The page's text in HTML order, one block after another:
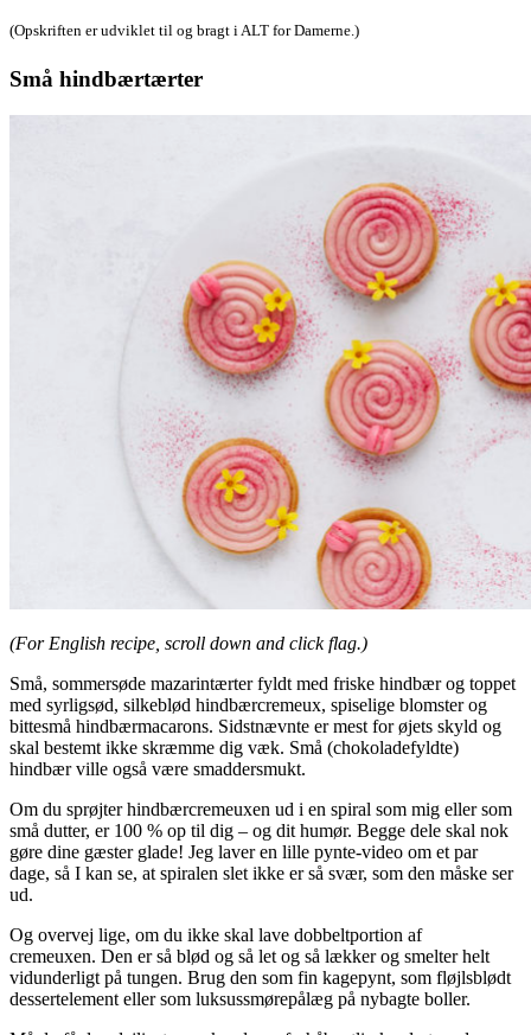
(Opskriften er udviklet til og bragt i ALT for Damerne.)
Små hindbærtærter
(For English recipe, scroll down and click flag.)
Små, sommersøde mazarintærter fyldt med friske hindbær og toppet
med syrligsød, silkeblød hindbærcremeux, spiselige blomster og
bittesmå hindbærmacarons. Sidstnævnte er mest for øjets skyld og
skal bestemt ikke skræmme dig væk. Små (chokoladefyldte)
hindbær ville også være smaddersmukt.
Om du sprøjter hindbærcremeuxen ud i en spiral som mig eller som
små dutter, er 100 % op til dig – og dit humør. Begge dele skal nok
gøre dine gæster glade! Jeg laver en lille pynte-video om et par
dage, så I kan se, at spiralen slet ikke er så svær, som den måske ser
ud.
Og overvej lige, om du ikke skal lave dobbeltportion af
cremeuxen. Den er så blød og så let og så lækker og smelter helt
vidunderligt på tungen. Brug den som fin kagepynt, som fløjlsblødt
dessertelement eller som luksussmørepålæg på nybagte boller.